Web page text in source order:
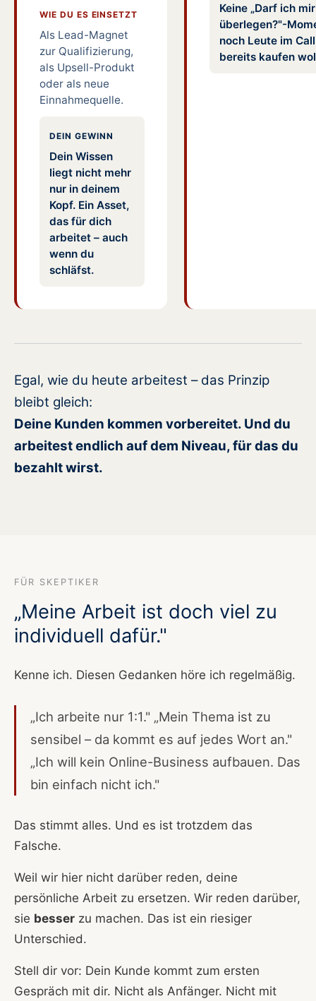
WIE DU ES EINSETZT
Als Lead-Magnet
zur Qualifizierung,
als Upsell-Produkt
oder als neue
Einnahmequelle.
DEIN GEWINN
Dein Wissen
liegt nicht mehr
nur in deinem
Kopf. Ein Asset,
das für dich
arbeitet – auch
wenn du
schläfst.
Keine „Darf ich
überlegen?"-
noch Leute im
bereits kaufen
Egal, wie du heute arbeitest – das Prinzip
bleibt gleich:
Deine Kunden kommen vorbereitet. Und du
arbeitest endlich auf dem Niveau, für das du
bezahlt wirst.
FÜR SKEPTIKER
„Meine Arbeit ist doch viel zu
individuell dafür."
Kenne ich. Diesen Gedanken höre ich regelmäßig.
„Ich arbeite nur 1:1." „Mein Thema ist zu
sensibel – da kommt es auf jedes Wort an."
„Ich will kein Online-Business aufbauen. Das
bin einfach nicht ich."
Das stimmt alles. Und es ist trotzdem das
Falsche.
Weil wir hier nicht darüber reden, deine
persönliche Arbeit zu ersetzen. Wir reden darüber,
sie besser zu machen. Das ist ein riesiger
Unterschied.
Stell dir vor: Dein Kunde kommt zum ersten
Gespräch mit dir. Nicht als Anfänger. Nicht mit